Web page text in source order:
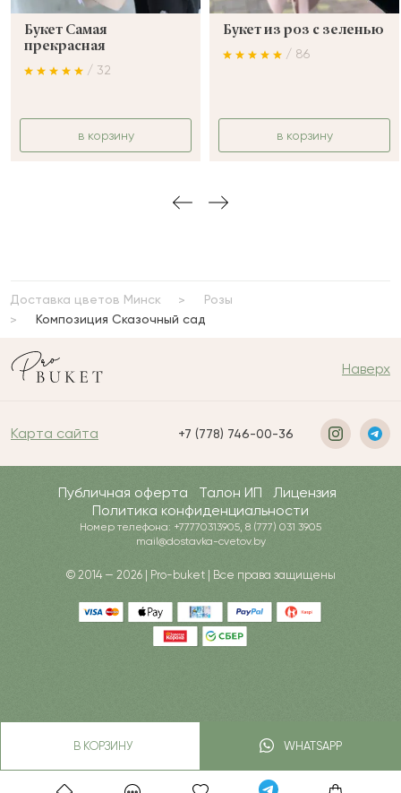
В КОРЗИНУ WHATSAPP
Букет Самая
прекрасная
/ 32
в корзину
Букет из роз с зеленью
/ 86
в корзину
Доставка цветов Минск
Розы
Композиция Сказочный сад
Наверх
Карта сайта +7 (778) 746-00-36
Публичная оферта Талон ИП
Лицензия
Политика конфиденциальности
Номер телефона: +77770313905, 8 (777) 031 3905
mail@dostavka-cvetov.by
© 2014 — 2026 | Pro-buket | Все права защищены